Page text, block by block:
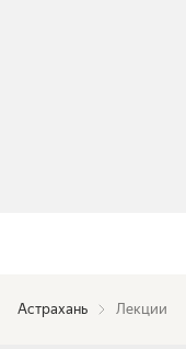
Астрахань Лекции